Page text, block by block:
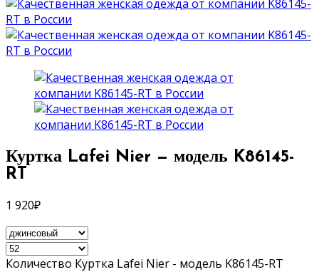
Куртка Lafei Nier — модель K86145-
RT
1 920₽
Количество Куртка Lafei Nier - модель K86145-RT